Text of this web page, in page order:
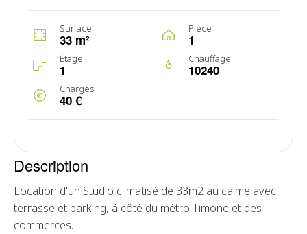
Surface
33 m²
Pièce
1
Étage
1
Chauffage
10240
Charges
40 €
Description
Location d'un Studio climatisé de 33m2 au calme avec
terrasse et parking, à côté du métro Timone et des
commerces.